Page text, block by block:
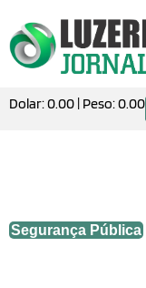
Dolar:0.00 | Peso:0.00
Segurança Pública